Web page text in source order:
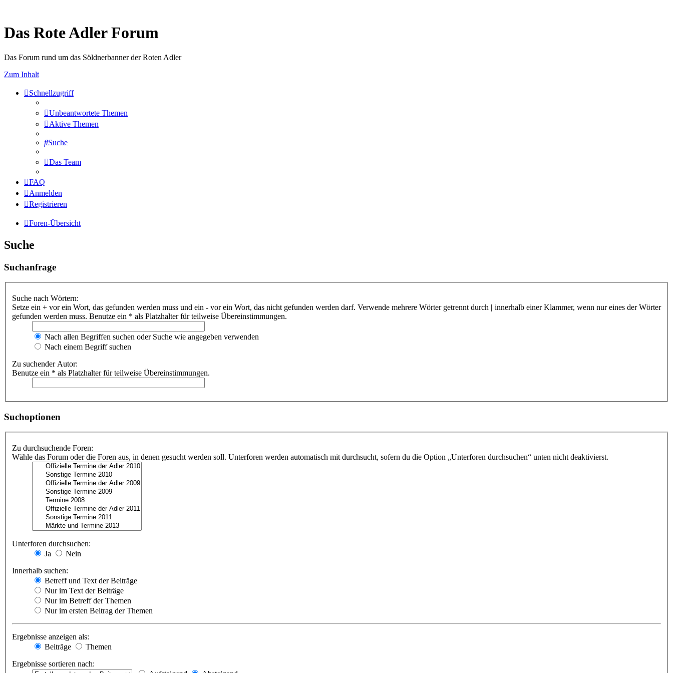
Das Rote Adler Forum
Das Forum rund um das Söldnerbanner der Roten Adler
Zum Inhalt
Schnellzugriff
Unbeantwortete Themen
Aktive Themen
Suche
Das Team
FAQ
Anmelden
Registrieren
Foren-Übersicht
Suche
Suchanfrage
Suche nach Wörtern:
Setze ein + vor ein Wort, das gefunden werden muss und ein - vor ein Wort, das nicht gefunden werden darf. Verwende mehrere Wörter getrennt durch | innerhalb einer Klammer, wenn nur eines der Wörter
gefunden werden muss. Benutze ein * als Platzhalter für teilweise Übereinstimmungen.
Nach allen Begriffen suchen oder Suche wie angegeben verwenden
Nach einem Begriff suchen
Zu suchender Autor:
Benutze ein * als Platzhalter für teilweise Übereinstimmungen.
Suchoptionen
Zu durchsuchende Foren:
Wähle das Forum oder die Foren aus, in denen gesucht werden soll. Unterforen werden automatisch mit durchsucht, sofern du die Option „Unterforen durchsuchen“ unten nicht deaktivierst.
Unterforen durchsuchen:
Ja
Nein
Innerhalb suchen:
Betreff und Text der Beiträge
Nur im Text der Beiträge
Nur im Betreff der Themen
Nur im ersten Beitrag der Themen
Ergebnisse anzeigen als:
Beiträge
Themen
Ergebnisse sortieren nach: